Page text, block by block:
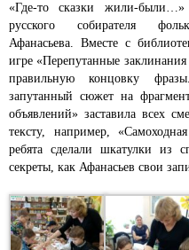
«Где-то сказки жили-
русского собирателя
Афанасьева. Вместе с
игре «Перепутанные
правильную концовку
запутанный сюжет на
объявлений» заставила всех
тексту, например,
ребята сделали шкатулки из
секреты, как Афанасьев свои